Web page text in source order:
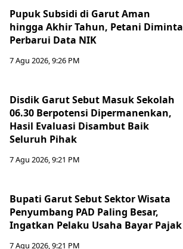
Pupuk Subsidi di Garut Aman
hingga Akhir Tahun, Petani Diminta
Perbarui Data NIK
7 Agu 2026, 9:26 PM
Disdik Garut Sebut Masuk Sekolah
06.30 Berpotensi Dipermanenkan,
Hasil Evaluasi Disambut Baik
Seluruh Pihak
7 Agu 2026, 9:21 PM
Bupati Garut Sebut Sektor Wisata
Penyumbang PAD Paling Besar,
Ingatkan Pelaku Usaha Bayar Pajak
7 Agu 2026, 9:21 PM